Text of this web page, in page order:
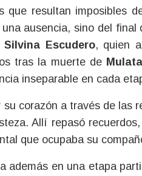
ausencia, sino del
Silvina Escudero, quien
tras la muerte de Mulata
inseparable en cada
su corazón a través de las
Allí repasó
que ocupaba su
además en una etapa